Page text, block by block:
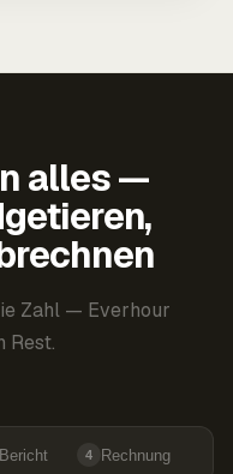
alles —
Zahl — Everhour
Rest.
Bericht 4 Rechnung